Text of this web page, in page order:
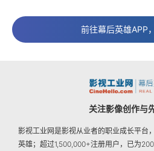
前往幕后英雄APP
关注影像创作与
影视工业网是影视从业者的职业成长平台
英雄；超过1,500,000+注册用户，已为